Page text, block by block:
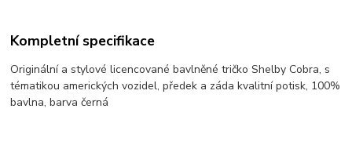
Kompletní specifikace
Originální a stylové licencované bavlněné tričko Shelby Cobra, s
tématikou amerických vozidel, předek a záda kvalitní potisk, 100%
bavlna, barva černá